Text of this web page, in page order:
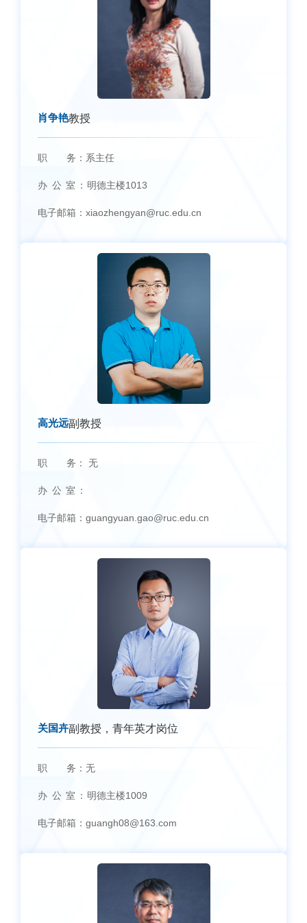
肖争艳教授
职 务： 系主任
办 公 室： 明德主楼1013
电子邮箱： xiaozhengyan@ruc.edu.cn
高光远副教授
职 务： 无
办 公 室：
电子邮箱： guangyuan.gao@ruc.edu.cn
关国卉副教授，青年英才岗位
职 务： 无
办 公 室： 明德主楼1009
电子邮箱： guangh08@163.com